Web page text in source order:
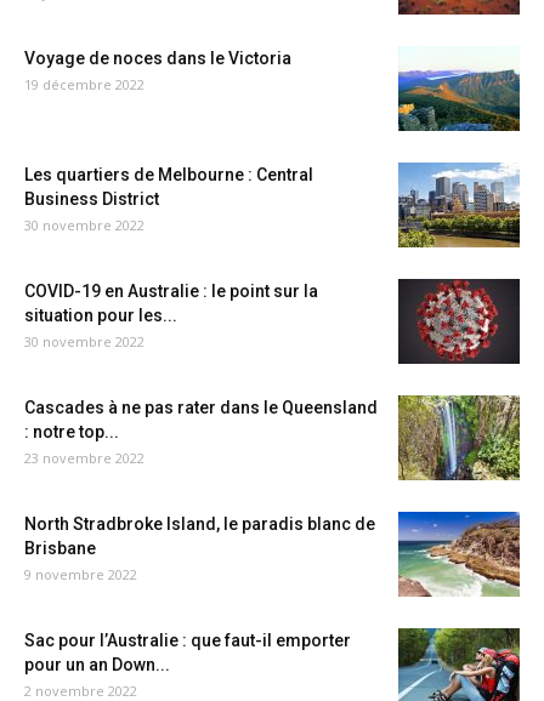
Voyage de noces dans le Victoria
19 décembre 2022
Les quartiers de Melbourne : Central
Business District
30 novembre 2022
COVID-19 en Australie : le point sur la
situation pour les...
30 novembre 2022
Cascades à ne pas rater dans le Queensland
: notre top...
23 novembre 2022
North Stradbroke Island, le paradis blanc de
Brisbane
9 novembre 2022
Sac pour l’Australie : que faut-il emporter
pour un an Down...
2 novembre 2022